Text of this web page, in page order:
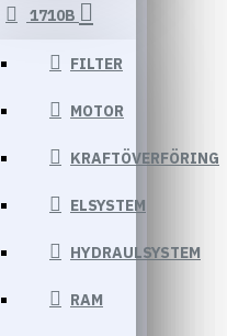
1710B
FILTER
MOTOR
KRAFTÖVERFÖRING
ELSYSTEM
HYDRAULSYSTEM
RAM